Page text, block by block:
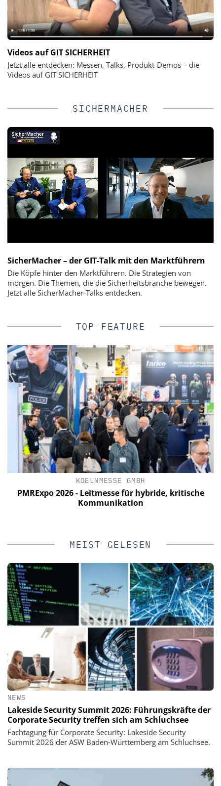
Videos auf GIT SICHERHEIT
Jetzt alle entdecken: Messen, Talks, Produkt-Demos – die
Videos auf GIT SICHERHEIT
SICHERMACHER
SicherMacher – der GIT-Talk mit den Marktführern
Die Köpfe hinter den Marktführern. Die Strategien von
morgen. Die Themen, die die Sicherheitsbranche bewegen.
Jetzt alle SicherMacher-Talks entdecken.
TOP-FEATURE
KOELNMESSE GMBH
PMRExpo 2026 - Leitmesse für hybride, kritische
Kommunikation
MEIST GELESEN
NEWS
Lakeside Security Summit 2026: Führungskräfte der
Corporate Security treffen sich am Schluchsee
Fachtagung für Corporate Security: Lakeside Security
Summit 2026 der ASW Baden‑Württemberg am Schluchsee.